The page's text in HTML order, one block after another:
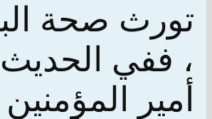
تورث صحة
، ففي
أمير